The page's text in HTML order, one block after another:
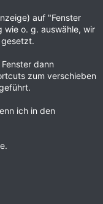
auf "Fenster
wie o. g. auswähle, wir
dann
zum verschieben
ich in den